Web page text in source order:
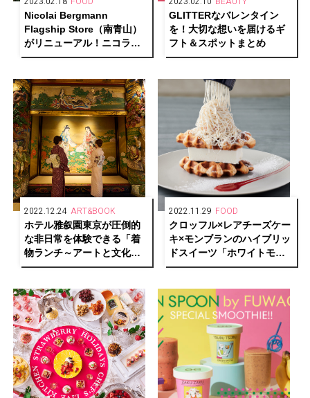
Nicolai Bergmann
Flagship Store（南青山）
がリニューアル！ニコライ
がDIYで作り上げたスカンジ
GLITTERなバレンタイン
を！大切な想いを届けるギ
フト＆スポットまとめ
2022.12.24 ART&BOOK
ホテル雅叙園東京が圧倒的
な非日常を体験できる「着
物ランチ～アートと文化財
見学～」開催
2022.11.29 FOOD
クロッフル×レアチーズケー
キ×モンブランのハイブリッ
ドスイーツ「ホワイトモン
ブラン クロッフル」新登